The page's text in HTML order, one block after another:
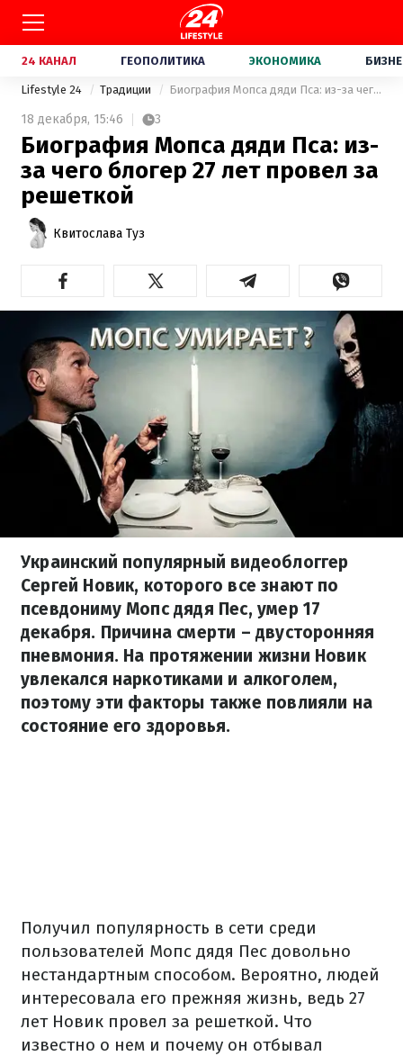
24 КАНАЛ ГЕОПОЛИТИКА ЭКОНОМИКА
Lifestyle 24 Традиции Биография Мопса дяди Пса: из-за чего блогер 27 лет провел за решеткой
18 декабря, 15:46 3
Биография Мопса дяди Пса: из-
за чего блогер 27 лет провел за
решеткой
Квитослава Туз
Украинский популярный видеоблоггер
Сергей Новик, которого все знают по
псевдониму Мопс дядя Пес, умер 17
декабря. Причина смерти – двусторонняя
пневмония. На протяжении жизни Новик
увлекался наркотиками и алкоголем,
поэтому эти факторы также повлияли на
состояние его здоровья.
Получил популярность в сети среди
пользователей Мопс дядя Пес довольно
нестандартным способом. Вероятно, людей
интересовала его прежняя жизнь, ведь 27
лет Новик провел за решеткой. Что
известно о нем и почему он отбывал